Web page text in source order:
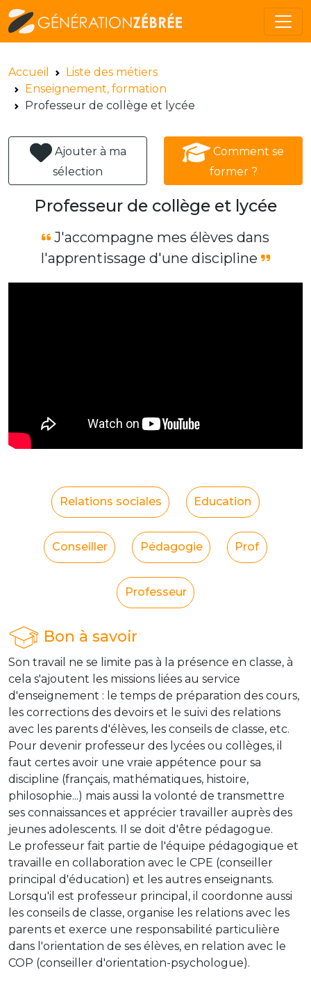
Accueil
Liste des métiers
Enseignement, formation
Professeur de collège et lycée
Ajouter à ma
sélection
Comment se
former ?
Professeur de collège et lycée
J'accompagne mes élèves dans
l'apprentissage d'une discipline
Relations sociales Education
Conseiller Pédagogie Prof
Professeur
Bon à savoir
Son travail ne se limite pas à la présence en classe, à
cela s'ajoutent les missions liées au service
d'enseignement : le temps de préparation des cours,
les corrections des devoirs et le suivi des relations
avec les parents d'élèves, les conseils de classe, etc.
Pour devenir professeur des lycées ou collèges, il
faut certes avoir une vraie appétence pour sa
discipline (français, mathématiques, histoire,
philosophie...) mais aussi la volonté de transmettre
ses connaissances et apprécier travailler auprès des
jeunes adolescents. Il se doit d'être pédagogue.
Le professeur fait partie de l'équipe pédagogique et
travaille en collaboration avec le CPE (conseiller
principal d'éducation) et les autres enseignants.
Lorsqu'il est professeur principal, il coordonne aussi
les conseils de classe, organise les relations avec les
parents et exerce une responsabilité particulière
dans l'orientation de ses élèves, en relation avec le
COP (conseiller d'orientation-psychologue).